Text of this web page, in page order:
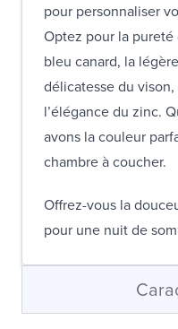
pour personnaliser
Optez pour la
bleu canard, la
délicatesse du
l’élégance du zinc.
avons la couleur
chambre à coucher.
Offrez-vous la
pour une nuit de